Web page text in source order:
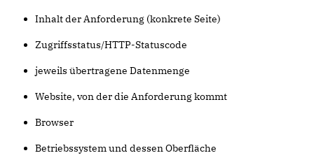
Inhalt der Anforderung (konkrete Seite)
Zugriffsstatus/HTTP-Statuscode
jeweils übertragene Datenmenge
Website, von der die Anforderung kommt
Browser
Betriebssystem und dessen Oberfläche